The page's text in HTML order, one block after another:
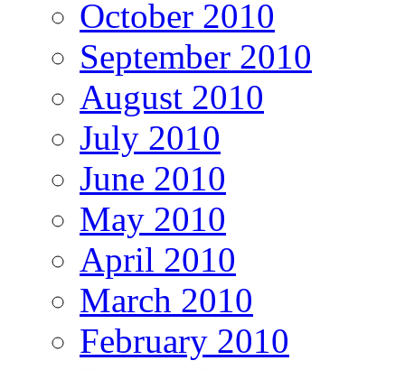
October 2010
September 2010
August 2010
July 2010
June 2010
May 2010
April 2010
March 2010
February 2010